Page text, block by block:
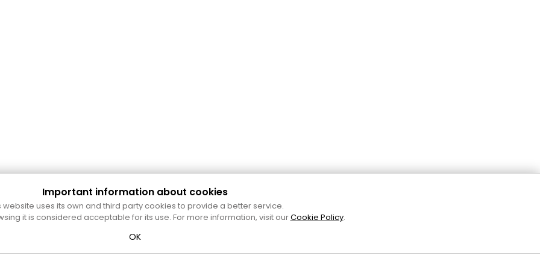
Important information about cookies
website uses its own and third party cookies to provide a better service.
it is considered acceptable for its use. For more information, visit ourCookie Policy.
OK